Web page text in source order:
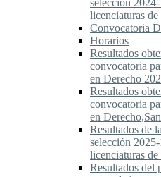
selección
licenciaturas
Convocatoria
Horarios
Resultados
convocatoria
en Derecho
Resultados
convocatoria
en
Resultados de
selección
licenciaturas
Resultados del